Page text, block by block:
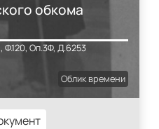
обкома
Оп.3Ф, Д.6253
Облик времени